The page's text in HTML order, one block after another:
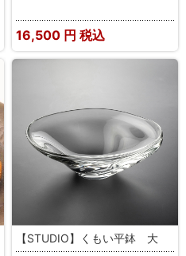
16,500 円 税込
【STUDIO】くもい平鉢 大